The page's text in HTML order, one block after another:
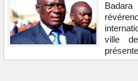
ville